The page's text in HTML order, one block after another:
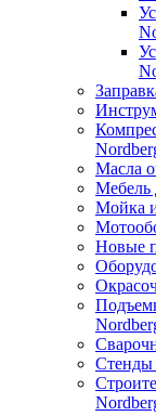
Масла
Мебель
Мойка
Новые
Стенды